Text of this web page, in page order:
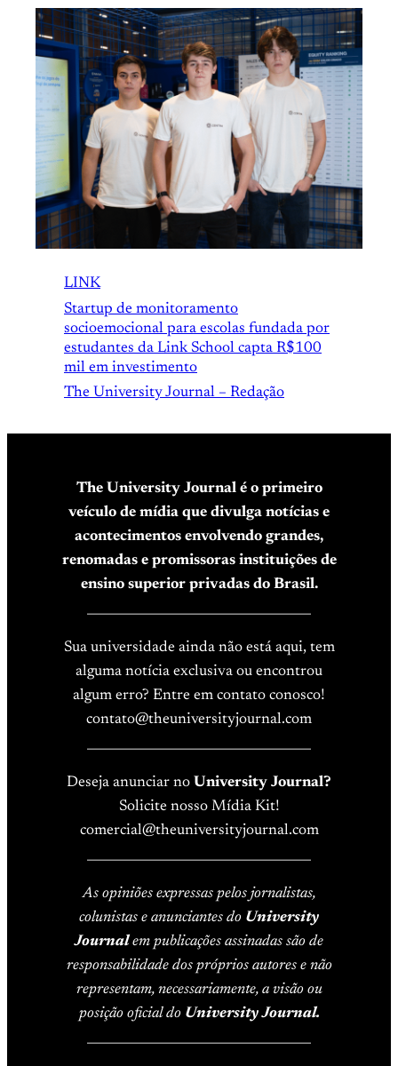
LINK
Startup de monitoramento
socioemocional para escolas fundada por
estudantes da Link School capta R$100
mil em investimento
The University Journal – Redação
The University Journal é o primeiro
veículo de mídia que divulga notícias e
acontecimentos envolvendo grandes,
renomadas e promissoras instituições de
ensino superior privadas do Brasil.
Sua universidade ainda não está aqui, tem
alguma notícia exclusiva ou encontrou
algum erro? Entre em contato conosco!
contato@theuniversityjournal.com
Deseja anunciar no University Journal?
Solicite nosso Mídia Kit!
comercial@theuniversityjournal.com
As opiniões expressas pelos jornalistas,
colunistas e anunciantes do University
Journalem publicações assinadas são de
responsabilidade dos próprios autores e não
representam, necessariamente, a visão ou
posição oficial do University Journal.